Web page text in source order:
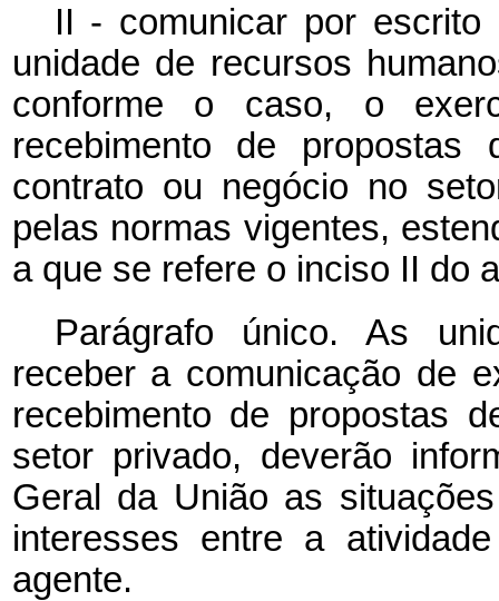
II - comunicar por
unidade de recursos
conforme o caso, o
recebimento de propostas
contrato ou negócio no
pelas normas vigentes,
a que se refere o inciso II do
Parágrafo único. As
receber a comunicação de
recebimento de propostas
setor privado, deverão
Geral da União as
interesses entre a
agente.